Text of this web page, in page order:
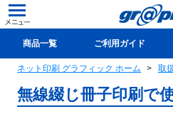
商品一覧 ご利用ガイド
新規会員登録(無料)
ネット印刷 グラフィック ホーム 取
無線綴じ冊子印刷で